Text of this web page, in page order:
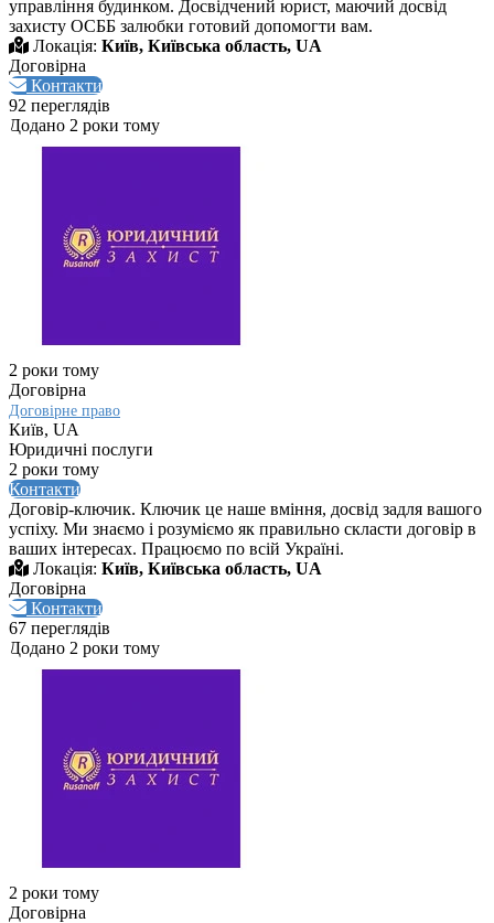
управління будинком. Досвідчений юрист, маючий досвід
захисту ОСББ залюбки готовий допомогти вам.
Локація: Київ, Київська область, UA
Договірна
Контакти
92 переглядів
Додано 2 роки тому
2 роки тому
Договірна
Договірне право
Київ, UA
Юридичні послуги
2 роки тому
Контакти
Договір-ключик. Ключик це наше вміння, досвід задля вашого
успіху. Ми знаємо і розуміємо як правильно скласти договір в
ваших інтересах. Працюємо по всій Україні.
Локація: Київ, Київська область, UA
Договірна
Контакти
67 переглядів
Додано 2 роки тому
2 роки тому
Договірна